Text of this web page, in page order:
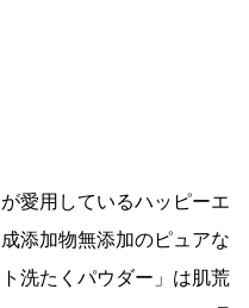
愛用しているハッピーエ
添加物無添加のピュアな
洗たくパウダー」は肌荒